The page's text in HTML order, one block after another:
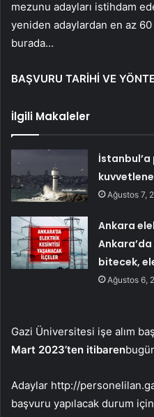
mezunu adayları istihdam
yeniden adaylardan en az 60
burada…
BAŞVURU TARİHİ VE
İlgili Makaleler
İstanbul’a
Ağustos 7,
Ankara
bitecek,
Ağustos 6,
Gazi Üniversitesi işe alım
Mart 2023’ten itibaren
Adaylar http://
başvuru yapılacak durum